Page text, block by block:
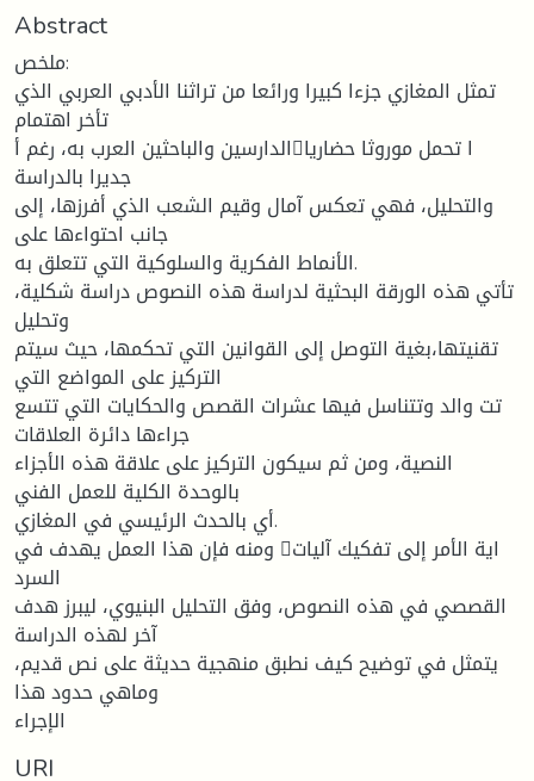
Abstract
ملخص:
تمثل المغازي جزءا كبيرا ورائعا من تراثنا الأدبي العربي الذي
تأخر اهتمام
الدارسين والباحثين العرب به، رغم أا تحمل موروثا حضاريا
جديرا بالدراسة
والتحليل، فهي تعكس آمال وقيم الشعب الذي أفرزها، إلى
جانب احتواءها على
الأنماط الفكرية والسلوكية التي تتعلق به.
تأتي هذه الورقة البحثية لدراسة هذه النصوص دراسة شكلية،
وتحليل
تقنيتها،بغية التوصل إلى القوانين التي تحكمها، حيث سيتم
التركيز على المواضع التي
تت والد وتتناسل فيها عشرات القصص والحكايات التي تتسع
جراءها دائرة العلاقات
النصية، ومن ثم سيكون التركيز على علاقة هذه الأجزاء
بالوحدة الكلية للعمل الفني
أي بالحدث الرئيسي في المغازي.
ومنه فإن هذا العمل يهدف في اية الأمر إلى تفكيك آليات
السرد
القصصي في هذه النصوص، وفق التحليل البنيوي، ليبرز هدف
آخر لهذه الدراسة
يتمثل في توضيح كيف نطبق منهجية حديثة على نص قديم،
وماهي حدود هذا
الإجراء
URI